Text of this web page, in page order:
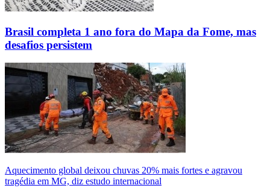
Brasil completa 1 ano fora do Mapa da Fome, mas
desafios persistem
Aquecimento global deixou chuvas 20% mais fortes e agravou
tragédia em MG, diz estudo internacional